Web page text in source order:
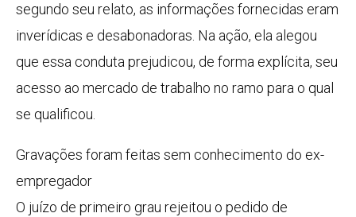
segundo seu relato, as informações fornecidas eram
inverídicas e desabonadoras. Na ação, ela alegou
que essa conduta prejudicou, de forma explícita, seu
acesso ao mercado de trabalho no ramo para o qual
se qualificou.
Gravações foram feitas sem conhecimento do ex-
empregador
O juízo de primeiro grau rejeitou o pedido de